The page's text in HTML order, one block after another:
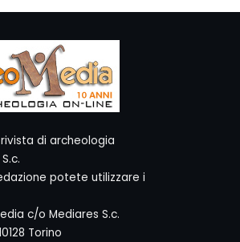
di archeologia
potete utilizzare i
c/o Mediares S.c.
Torino